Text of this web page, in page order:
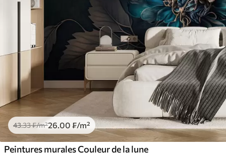
43.33₣/m²26.00 ₣/m²
Peintures murales Couleur de la lune